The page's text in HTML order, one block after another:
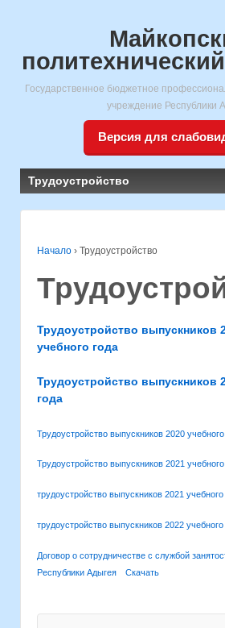
Государственное бюджетное
учреждение Республики
Версия для
Трудоустройство
Начало › Трудоустройство
Трудоустройство выпускников
учебного года
Трудоустройство выпускников
года
Трудоустройство выпускников 2020 учебного
Трудоустройство выпускников 2021 учебного
трудоустройство выпускников 2021 учебного
трудоустройство выпускников 2022 учебного
Договор о сотрудничестве с службой
Республики Адыгея
Скачать